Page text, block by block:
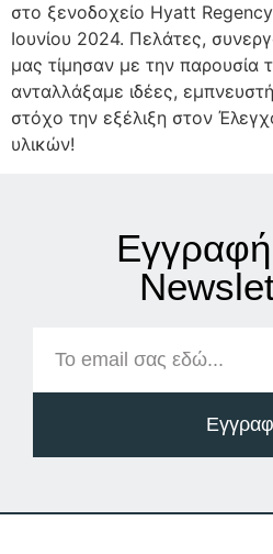
στο ξενοδοχείο Hyatt
Ιουνίου 2024. Πελάτες,
μας τίμησαν με την παρουσία
ανταλλάξαμε ιδέες,
στόχο την εξέλιξη στον
υλικών!